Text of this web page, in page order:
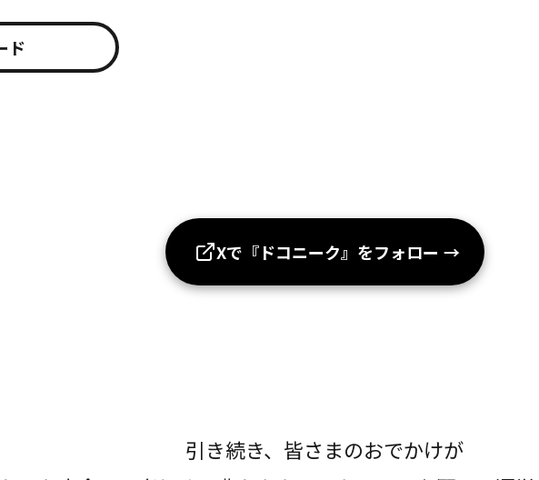
ド
Xで『ドコニーク』をフォロー →
引き続き、皆さまのおでかけが